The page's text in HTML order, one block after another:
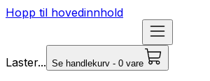
Hopp til hovedinnhold
Laster... Se handlekurv - 0 vare